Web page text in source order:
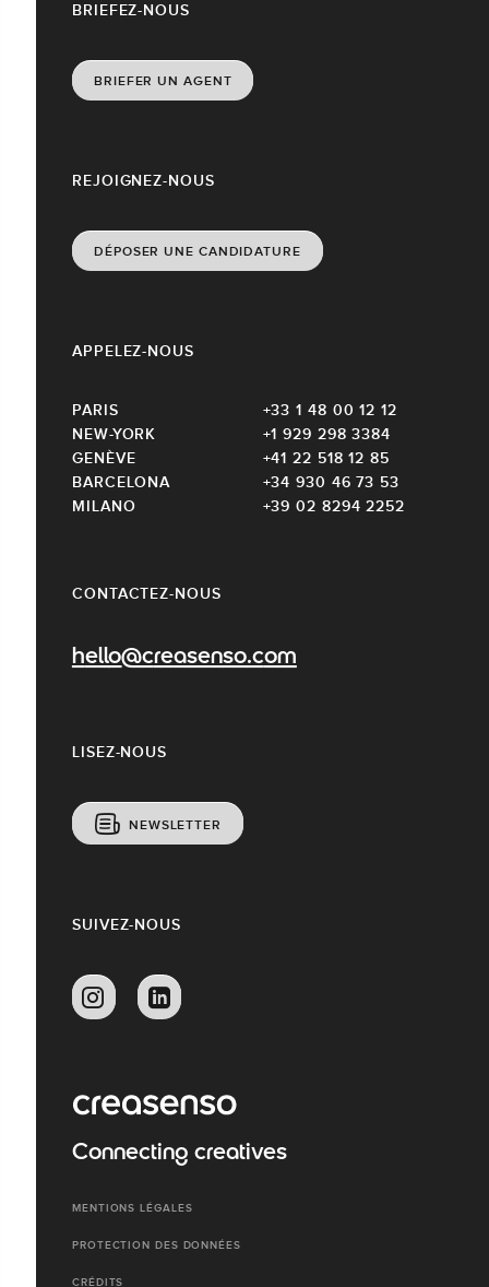
CONTACTEZ-NOUS
hello@creasenso.com
REJOIGNEZ-NOUS
DÉPOSER UNE CANDIDATURE
LISEZ-NOUS
NEWSLETTER
APPELEZ-NOUS
PARIS
+33 1 48 00 12 12
NEW-YORK
+1 929 298 3384
GENÈVE
+41 22 518 12 85
BARCELONA
+34 930 46 73 53
MILANO
+39 02 8294 2252
BRIEFEZ-NOUS
BRIEFER UN AGENT
SUIVEZ-NOUS
Connecting creatives
MENTIONS LÉGALES
PROTECTION DES DONNÉES
CRÉDITS